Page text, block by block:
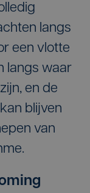
langs
een vlotte
langs waar
en de
blijven
van